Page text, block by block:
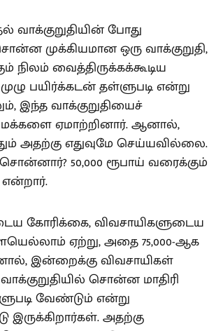
வாக்குறுதியின் போது
முக்கியமான ஒரு வாக்குறுதி,
நிலம் வைத்திருக்கக்கூடிய
பயிர்க்கடன் தள்ளுபடி என்று
இந்த வாக்குறுதியைச்
ஏமாற்றினார். ஆனால்,
அதற்கு எதுவுமே செய்யவில்லை.
50,000 ரூபாய் வரைக்கும்
கோரிக்கை, விவசாயிகளுடைய
ஏற்று, அதை 75,000-ஆக
இன்றைக்கு விவசாயிகள்
சொன்ன மாதிரி
வேண்டும் என்று
அதற்கு